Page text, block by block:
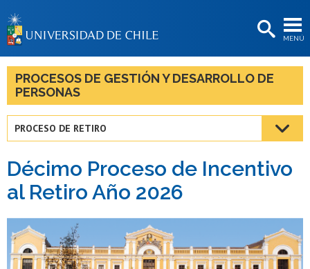
MENÚ
BIBLIOTECAS
LA UNIVERSIDAD
Funcionarias/os
PROCESOS DE GESTIÓN Y DESARROLLO DE
PERSONAS
PROCESO DE RETIRO
Décimo Proceso de Incentivo
al Retiro Año 2026